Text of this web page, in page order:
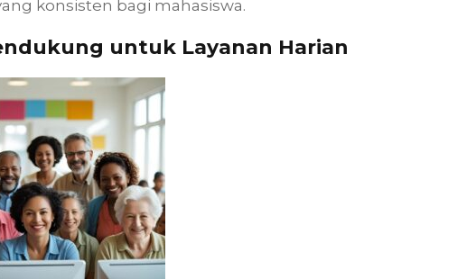
konsisten bagi mahasiswa.
untuk Layanan Harian